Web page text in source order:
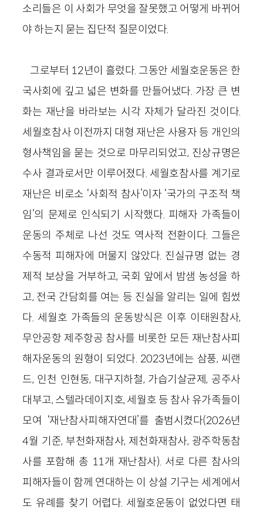
소리들은 이 사회가 무엇을 잘못했고 어떻게 바뀌어
야 하는지 묻는 집단적 질문이었다.
그로부터 12년이 흘렀다. 그동안 세월호운동은 한
국사회에 깊고 넓은 변화를 만들어냈다. 가장 큰 변
화는 재난을 바라보는 시각 자체가 달라진 것이다.
세월호참사 이전까지 대형 재난은 사용자 등 개인의
형사책임을 묻는 것으로 마무리되었고, 진상규명은
수사 결과로서만 이루어졌다. 세월호참사를 계기로
재난은 비로소 ‘사회적 참사’이자 ‘국가의 구조적 책
임’의 문제로 인식되기 시작했다. 피해자 가족들이
운동의 주체로 나선 것도 역사적 전환이다. 그들은
수동적 피해자에 머물지 않았다. 진실규명 없는 경
제적 보상을 거부하고, 국회 앞에서 밤샘 농성을 하
고, 전국 간담회를 여는 등 진실을 알리는 일에 힘썼
다. 세월호 가족들의 운동방식은 이후 이태원참사,
무안공항 제주항공 참사를 비롯한 모든 재난참사피
해자운동의 원형이 되었다. 2023년에는 삼풍, 씨랜
드, 인천 인현동, 대구지하철, 가습기살균제, 공주사
대부고, 스텔라데이지호, 세월호 등 참사 유가족들이
모여 ‘재난참사피해자연대’를 출범시켰다(2026년
4월 기준, 부천화재참사, 제천화재참사, 광주학동참
사를 포함해 총 11개 재난참사). 서로 다른 참사의
피해자들이 함께 연대하는 이 상설 기구는 세계에서
도 유례를 찾기 어렵다. 세월호운동이 없었다면 태